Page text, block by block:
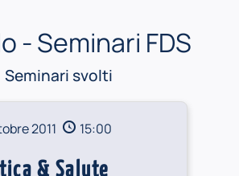
- Seminari FDS
Seminari svolti
2011 15:00
& Salute